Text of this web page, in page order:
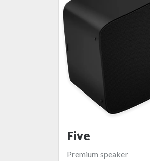
Five
Premium speaker